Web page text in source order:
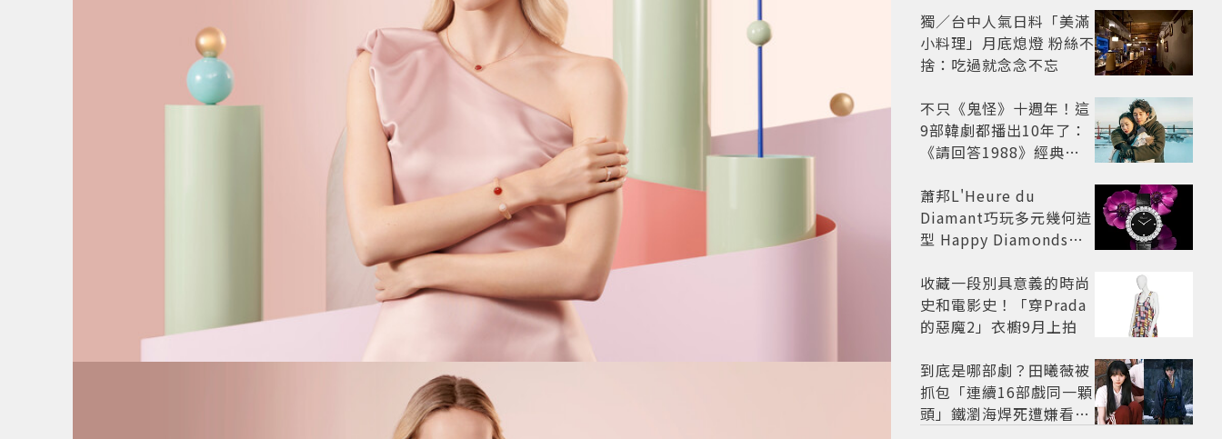
獨／台中人氣日料「美滿
小料理」月底熄燈 粉絲不
捨：吃過就念念不忘
不只《鬼怪》十週年！這
9部韓劇都播出10年了：
《請回答1988》經典不
蕭邦L'Heure du
Diamant巧玩多元幾何造
型 Happy Diamonds歡
收藏一段別具意義的時尚
史和電影史！「穿Prada
的惡魔2」衣櫥9月上拍
到底是哪部劇？田曦薇被
抓包「連續16部戲同一顆
頭」鐵瀏海焊死遭嫌看膩